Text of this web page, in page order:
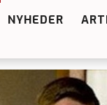
NYHEDER